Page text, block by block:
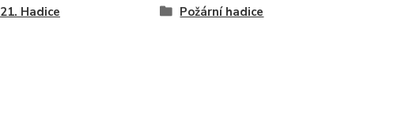
21. Hadice Požární hadice